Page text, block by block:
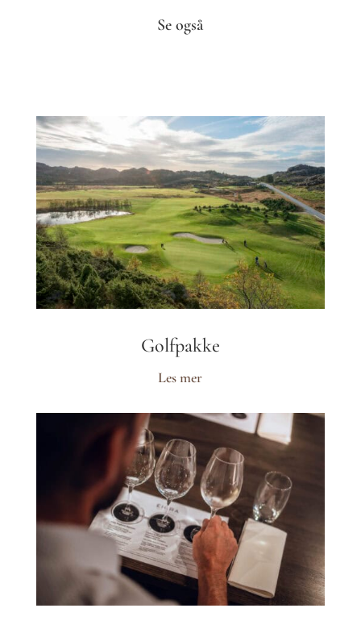
Se også
Golfpakke
Les mer